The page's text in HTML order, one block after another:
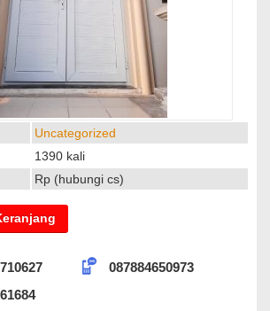
Uncategorized
1390 kali
Rp (hubungi cs)
087884650973